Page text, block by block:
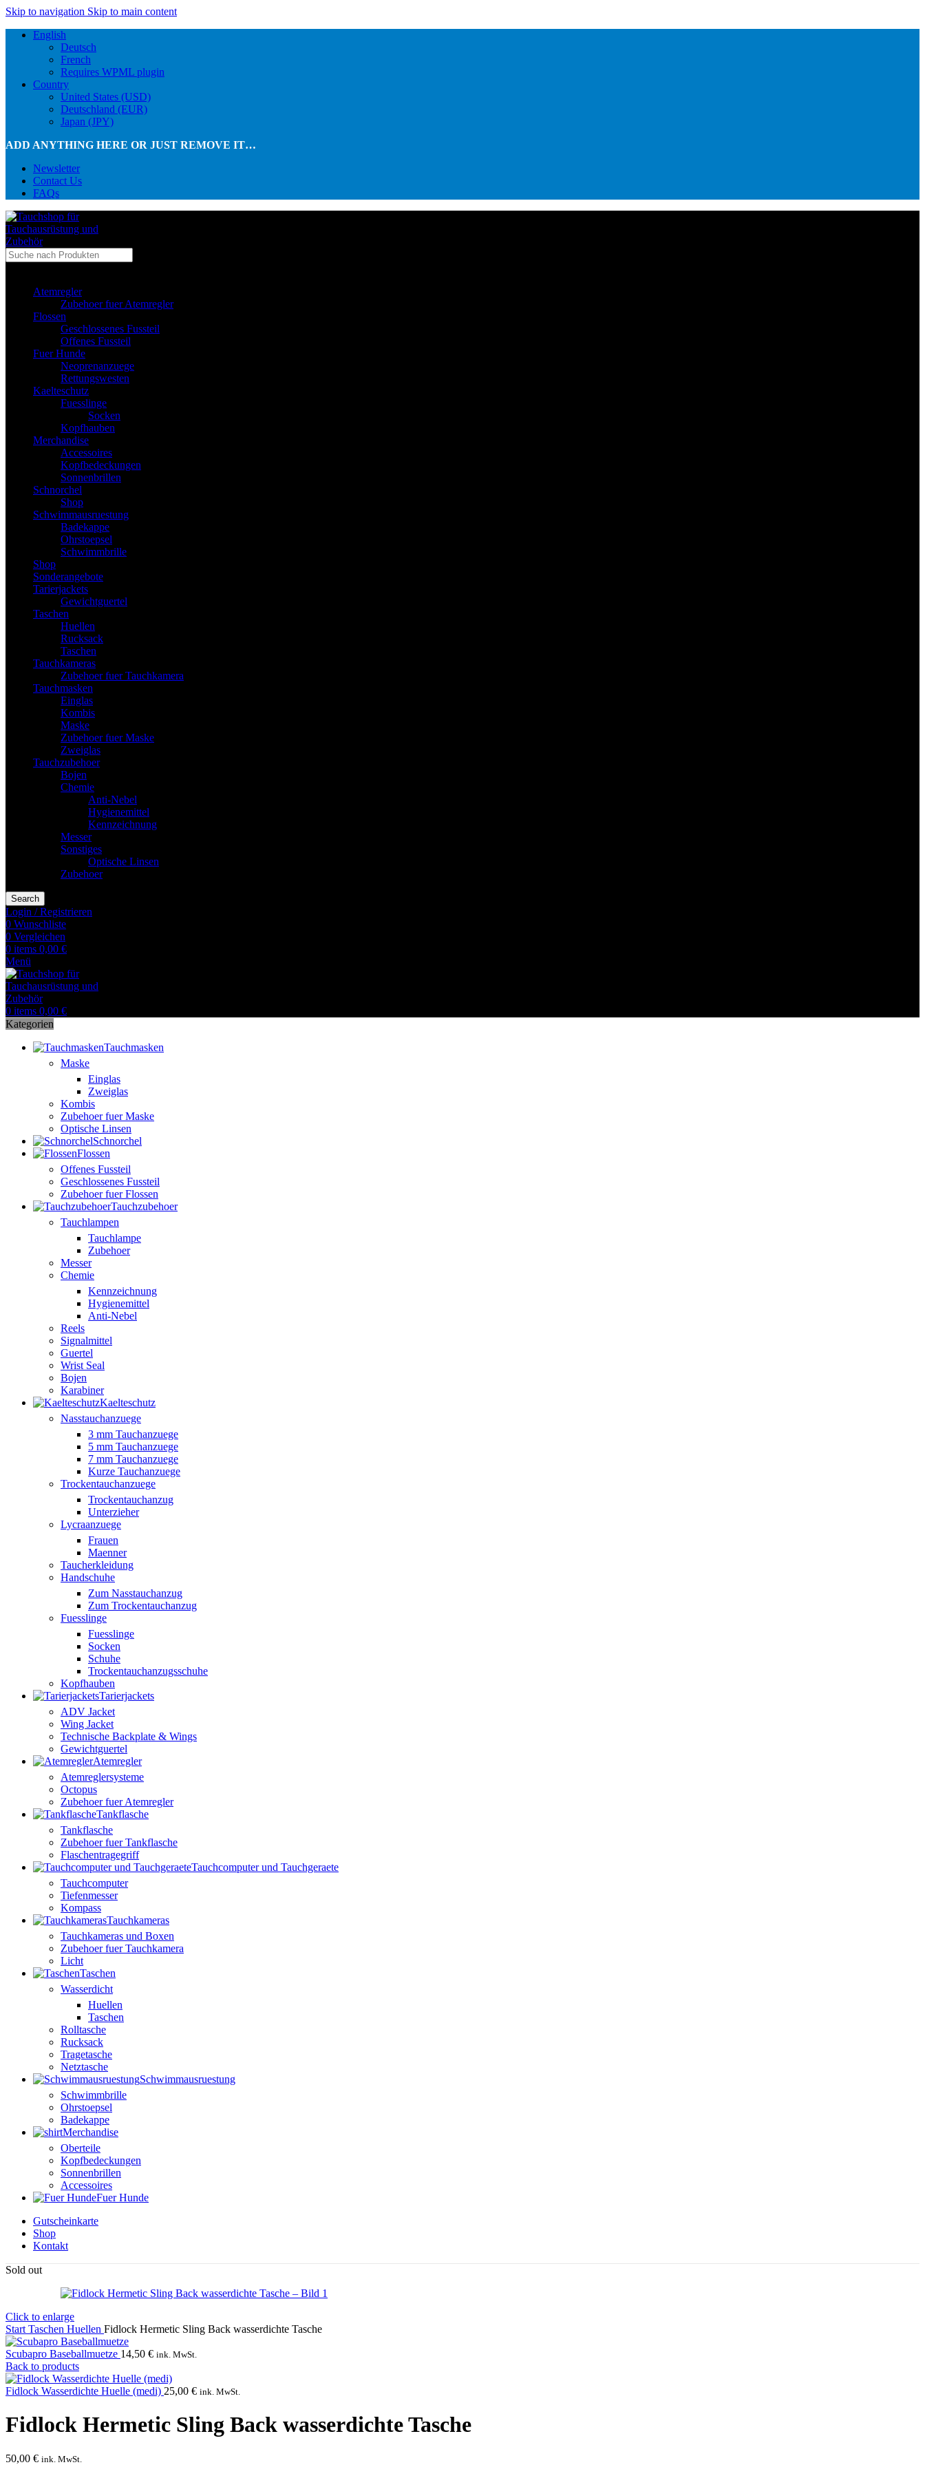
Skip to navigation Skip to main content
English
Deutsch
French
Requires WPML plugin
Country
United States (USD)
Deutschland (EUR)
Japan (JPY)
ADD ANYTHING HERE OR JUST REMOVE IT…
Newsletter
Contact Us
FAQs
Atemregler
Zubehoer fuer Atemregler
Flossen
Geschlossenes Fussteil
Offenes Fussteil
Fuer Hunde
Neoprenanzuege
Rettungswesten
Kaelteschutz
Fuesslinge
Socken
Kopfhauben
Merchandise
Accessoires
Kopfbedeckungen
Sonnenbrillen
Schnorchel
Shop
Schwimmausruestung
Badekappe
Ohrstoepsel
Schwimmbrille
Shop
Sonderangebote
Tarierjackets
Gewichtguertel
Taschen
Huellen
Rucksack
Taschen
Tauchkameras
Zubehoer fuer Tauchkamera
Tauchmasken
Einglas
Kombis
Maske
Zubehoer fuer Maske
Zweiglas
Tauchzubehoer
Bojen
Chemie
Anti-Nebel
Hygienemittel
Kennzeichnung
Messer
Sonstiges
Optische Linsen
Zubehoer
Search
Login / Registrieren
0 Wunschliste
0 Vergleichen
0 items 0,00 €
Menü
0 items 0,00 €
Kategorien
Tauchmasken
Maske
Einglas
Zweiglas
Kombis
Zubehoer fuer Maske
Optische Linsen
Schnorchel
Flossen
Offenes Fussteil
Geschlossenes Fussteil
Zubehoer fuer Flossen
Tauchzubehoer
Tauchlampen
Tauchlampe
Zubehoer
Messer
Chemie
Kennzeichnung
Hygienemittel
Anti-Nebel
Reels
Signalmittel
Guertel
Wrist Seal
Bojen
Karabiner
Kaelteschutz
Nasstauchanzuege
3 mm Tauchanzuege
5 mm Tauchanzuege
7 mm Tauchanzuege
Kurze Tauchanzuege
Trockentauchanzuege
Trockentauchanzug
Unterzieher
Lycraanzuege
Frauen
Maenner
Taucherkleidung
Handschuhe
Zum Nasstauchanzug
Zum Trockentauchanzug
Fuesslinge
Fuesslinge
Socken
Schuhe
Trockentauchanzugsschuhe
Kopfhauben
Tarierjackets
ADV Jacket
Wing Jacket
Technische Backplate & Wings
Gewichtguertel
Atemregler
Atemreglersysteme
Octopus
Zubehoer fuer Atemregler
Tankflasche
Tankflasche
Zubehoer fuer Tankflasche
Flaschentragegriff
Tauchcomputer und Tauchgeraete
Tauchcomputer
Tiefenmesser
Kompass
Tauchkameras
Tauchkameras und Boxen
Zubehoer fuer Tauchkamera
Licht
Taschen
Wasserdicht
Huellen
Taschen
Rolltasche
Rucksack
Tragetasche
Netztasche
Schwimmausruestung
Schwimmbrille
Ohrstoepsel
Badekappe
Merchandise
Oberteile
Kopfbedeckungen
Sonnenbrillen
Accessoires
Fuer Hunde
Gutscheinkarte
Shop
Kontakt
Sold out
Click to enlarge
Start Taschen Huellen Fidlock Hermetic Sling Back wasserdichte Tasche
Scubapro Baseballmuetze 14,50 € ink. MwSt.
Back to products
Fidlock Wasserdichte Huelle (medi) 25,00 € ink. MwSt.
Fidlock Hermetic Sling Back wasserdichte Tasche
50,00 € ink. MwSt.